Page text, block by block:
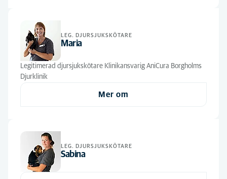
LEG. DJURSJUKSKÖTARE
Maria
Legitimerad djursjukskötare Klinikansvarig AniCura Borgholms
Djurklinik
Mer om
LEG. DJURSJUKSKÖTARE
Sabina